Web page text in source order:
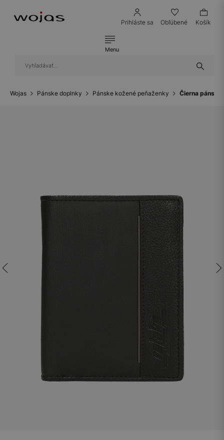
Prihláste sa Obľúbené Košík
Menu
Wojas Pánske doplnky Pánske kožené peňaženky Čierna pánska